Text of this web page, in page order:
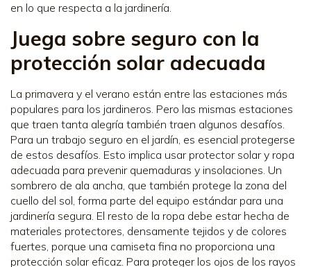
en lo que respecta a la jardinería.
Juega sobre seguro con la
protección solar adecuada
La primavera y el verano están entre las estaciones más
populares para los jardineros. Pero las mismas estaciones
que traen tanta alegría también traen algunos desafíos.
Para un trabajo seguro en el jardín, es esencial protegerse
de estos desafíos. Esto implica usar protector solar y ropa
adecuada para prevenir quemaduras y insolaciones. Un
sombrero de ala ancha, que también protege la zona del
cuello del sol, forma parte del equipo estándar para una
jardinería segura. El resto de la ropa debe estar hecha de
materiales protectores, densamente tejidos y de colores
fuertes, porque una camiseta fina no proporciona una
protección solar eficaz. Para proteger los ojos de los rayos